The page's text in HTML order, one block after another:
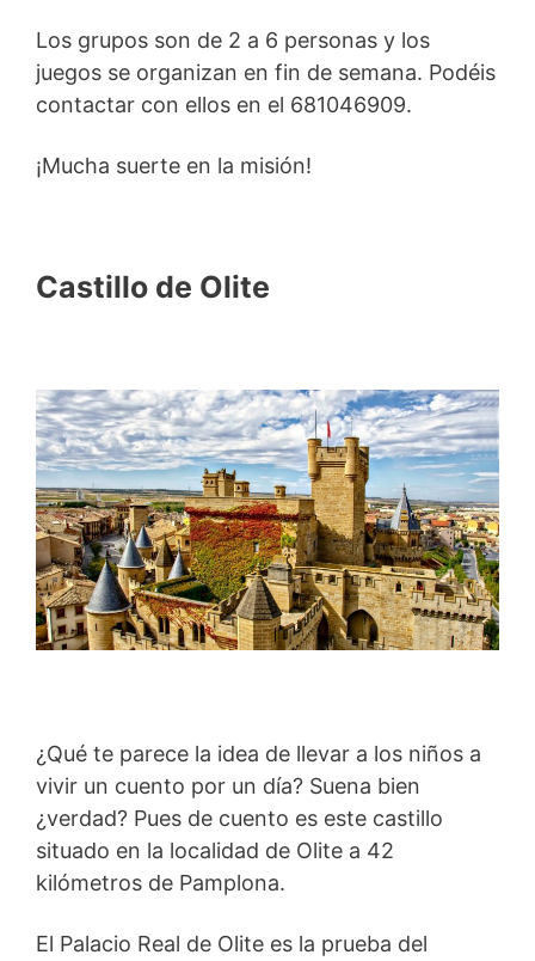
Los grupos son de 2 a 6 personas y los
juegos se organizan en fin de semana. Podéis
contactar con ellos en el 681046909.
¡Mucha suerte en la misión!
Castillo de Olite
¿Qué te parece la idea de llevar a los niños a
vivir un cuento por un día? Suena bien
¿verdad? Pues de cuento es este castillo
situado en la localidad de Olite a 42
kilómetros de Pamplona.
El Palacio Real de Olite es la prueba del